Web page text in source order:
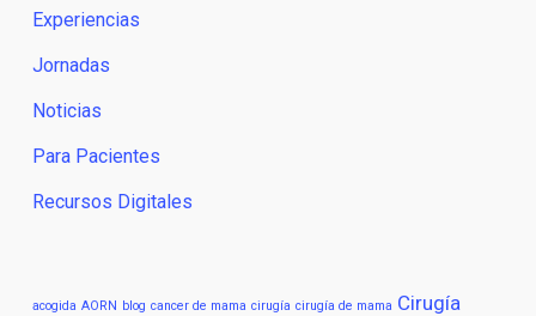
Experiencias
Jornadas
Noticias
Para Pacientes
Recursos Digitales
acogida AORN blog cancer de mama cirugía cirugía de mama Cirugía